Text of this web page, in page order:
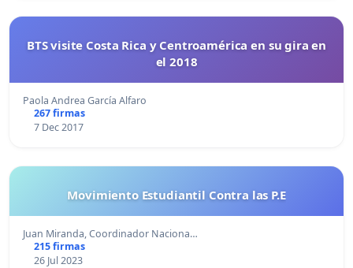
BTS visite Costa Rica y Centroamérica en su gira en
el 2018
Paola Andrea García Alfaro
267 firmas
7 Dec 2017
Movimiento Estudiantil Contra las P.E
Juan Miranda, Coordinador Naciona…
215 firmas
26 Jul 2023